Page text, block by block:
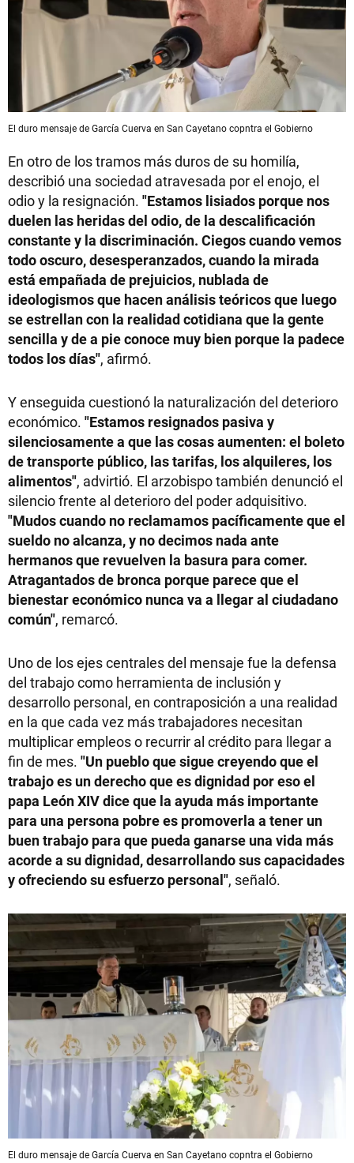
El duro mensaje de García Cuerva en San Cayetano copntra el Gobierno
En otro de los tramos más duros de su homilía,
describió una sociedad atravesada por el enojo, el
odio y la resignación. "Estamos lisiados porque nos
duelen las heridas del odio, de la descalificación
constante y la discriminación. Ciegos cuando vemos
todo oscuro, desesperanzados, cuando la mirada
está empañada de prejuicios, nublada de
ideologismos que hacen análisis teóricos que luego
se estrellan con la realidad cotidiana que la gente
sencilla y de a pie conoce muy bien porque la padece
todos los días", afirmó.
Y enseguida cuestionó la naturalización del deterioro
económico. "Estamos resignados pasiva y
silenciosamente a que las cosas aumenten: el boleto
de transporte público, las tarifas, los alquileres, los
alimentos", advirtió. El arzobispo también denunció el
silencio frente al deterioro del poder adquisitivo.
"Mudos cuando no reclamamos pacíficamente que el
sueldo no alcanza, y no decimos nada ante
hermanos que revuelven la basura para comer.
Atragantados de bronca porque parece que el
bienestar económico nunca va a llegar al ciudadano
común", remarcó.
Uno de los ejes centrales del mensaje fue la defensa
del trabajo como herramienta de inclusión y
desarrollo personal, en contraposición a una realidad
en la que cada vez más trabajadores necesitan
multiplicar empleos o recurrir al crédito para llegar a
fin de mes. "Un pueblo que sigue creyendo que el
trabajo es un derecho que es dignidad por eso el
papa León XIV dice que la ayuda más importante
para una persona pobre es promoverla a tener un
buen trabajo para que pueda ganarse una vida más
acorde a su dignidad, desarrollando sus capacidades
y ofreciendo su esfuerzo personal", señaló.
El duro mensaje de García Cuerva en San Cayetano copntra el Gobierno